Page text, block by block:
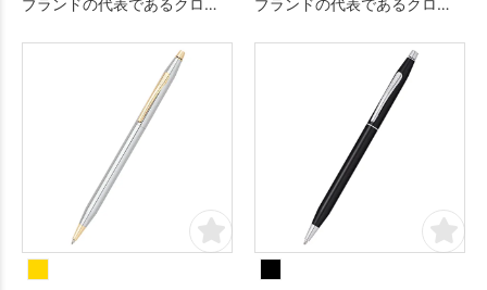
ー」のデザインを受け継ぎな
がらも、ひと回り太いボディ
となっており、よりラグジュ
アリーな仕様の後継モデルの
「センチュリーⅡ」は、サイズ
と重量バランスの良い中軸ボ
ディで世代や性別を問わずご
使用いただけます。
記念して発売された当時から
変わらぬシルエットのクラシ
ックセンチュリー。 こちらの
「ブラッシュトシリーズ」は
緻密なダイヤモンド柄が彫刻
され、高級感溢れる仕様にな
っており、落ち着いた色味で
性別を問わずご使用いただけ